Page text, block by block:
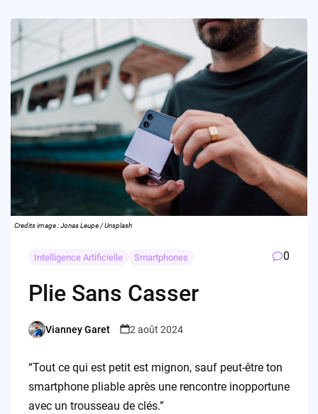
Credits image : Jonas Leupe / Unsplash
Intelligence Artificielle Smartphones 0
Plie Sans Casser
Posted
Vianney Garet 2 août 2024
“Tout ce qui est petit est mignon, sauf peut-être ton
smartphone pliable après une rencontre inopportune
avec un trousseau de clés.”